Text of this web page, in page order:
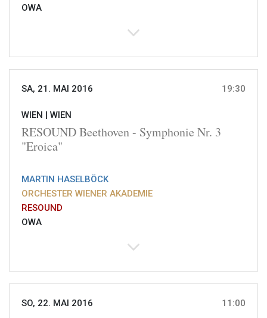
OWA
SA, 21. MAI 2016 19:30
WIEN | WIEN
RESOUND Beethoven - Symphonie Nr. 3
"Eroica"
MARTIN HASELBÖCK
ORCHESTER WIENER AKADEMIE
RESOUND
OWA
SO, 22. MAI 2016 11:00